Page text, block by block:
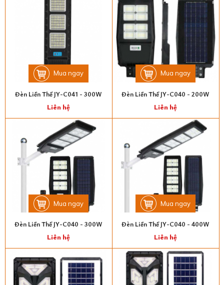
Mua ngay
Đèn Liền Thể JY-C041 - 300W
Liên hệ
Mua ngay
Đèn Liền Thể JY-C040 - 200W
Liên hệ
Mua ngay
Đèn Liền Thể JY-C040 - 300W
Liên hệ
Mua ngay
Đèn Liền Thể JY-C040 - 400W
Liên hệ